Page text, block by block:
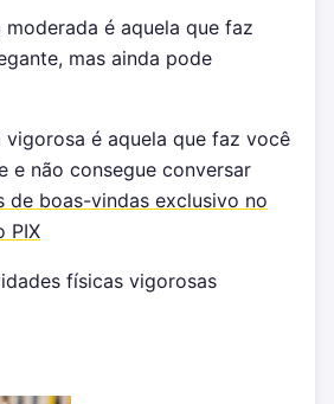
é aquela que faz
mas ainda pode
é aquela que faz você
e não consegue conversar
de boas-vindas exclusivo no
PIX
físicas vigorosas